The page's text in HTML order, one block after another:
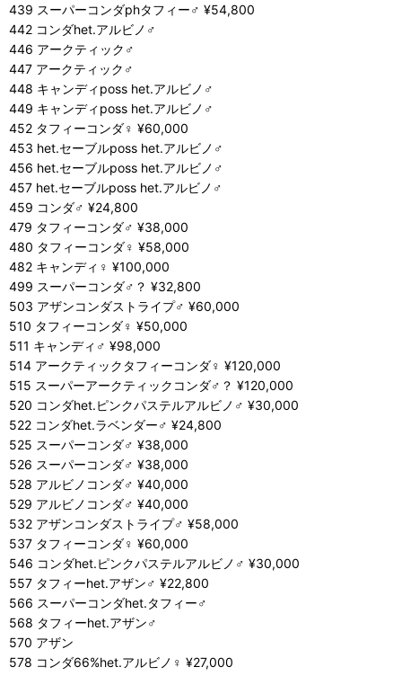
439 スーパーコンダphタフィー♂ ¥54,800
442 コンダhet.アルビノ♂
446 アークティック♂
447 アークティック♂
448 キャンディposs het.アルビノ♂
449 キャンディposs het.アルビノ♂
452 タフィーコンダ♀ ¥60,000
453 het.セーブルposs het.アルビノ♂
456 het.セーブルposs het.アルビノ♂
457 het.セーブルposs het.アルビノ♂
459 コンダ♂ ¥24,800
479 タフィーコンダ♂ ¥38,000
480 タフィーコンダ♀ ¥58,000
482 キャンディ♀ ¥100,000
499 スーパーコンダ♂？ ¥32,800
503 アザンコンダストライプ♂ ¥60,000
510 タフィーコンダ♀ ¥50,000
511 キャンディ♂ ¥98,000
514 アークティックタフィーコンダ♀ ¥120,000
515 スーパーアークティックコンダ♂？ ¥120,000
520 コンダhet.ピンクパステルアルビノ♂ ¥30,000
522 コンダhet.ラベンダー♂ ¥24,800
525 スーパーコンダ♂ ¥38,000
526 スーパーコンダ♂ ¥38,000
528 アルビノコンダ♂ ¥40,000
529 アルビノコンダ♂ ¥40,000
532 アザンコンダストライプ♂ ¥58,000
537 タフィーコンダ♀ ¥60,000
546 コンダhet.ピンクパステルアルビノ♂ ¥30,000
557 タフィーhet.アザン♂ ¥22,800
566 スーパーコンダhet.タフィー♂
568 タフィーhet.アザン♂
570 アザン
578 コンダ66%het.アルビノ♀ ¥27,000